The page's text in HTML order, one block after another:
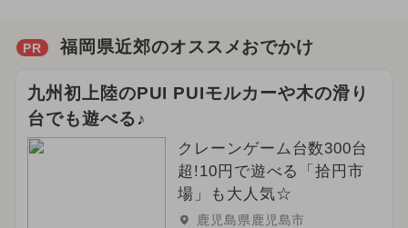
PR 福岡県近郊のオススメおでかけ
九州初上陸のPUI PUIモルカーや木の滑り
台でも遊べる♪
クレーンゲーム台数300台
超!10円で遊べる「拾円市
場」も大人気☆
鹿児島県鹿児島市